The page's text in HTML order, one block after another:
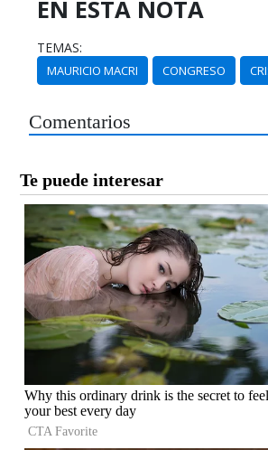
EN ESTA NOTA
TEMAS:
MAURICIO MACRI CONGRESO
Comentarios